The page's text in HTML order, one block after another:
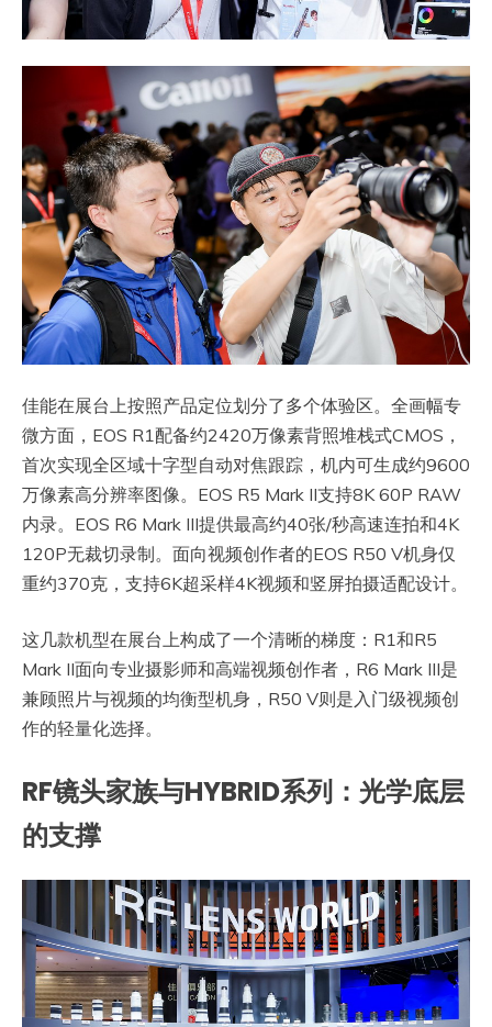
佳能在展台上按照产品定位划分了多个体验区。全画幅专
微方面，EOS R1配备约2420万像素背照堆栈式CMOS，
首次实现全区域十字型自动对焦跟踪，机内可生成约9600
万像素高分辨率图像。EOS R5 Mark II支持8K 60P RAW
内录。EOS R6 Mark III提供最高约40张/秒高速连拍和4K
120P无裁切录制。面向视频创作者的EOS R50 V机身仅
重约370克，支持6K超采样4K视频和竖屏拍摄适配设计。
这几款机型在展台上构成了一个清晰的梯度：R1和R5
Mark II面向专业摄影师和高端视频创作者，R6 Mark III是
兼顾照片与视频的均衡型机身，R50 V则是入门级视频创
作的轻量化选择。
RF镜头家族与HYBRID系列：光学底层
的支撑